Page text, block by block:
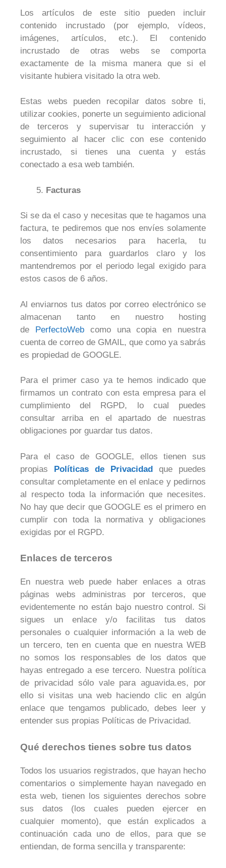
Los artículos de este sitio pueden incluir
contenido incrustado (por ejemplo, vídeos,
imágenes, artículos, etc.). El contenido
incrustado de otras webs se comporta
exactamente de la misma manera que si el
visitante hubiera visitado la otra web.
Estas webs pueden recopilar datos sobre ti,
utilizar cookies, ponerte un seguimiento adicional
de terceros y supervisar tu interacción y
seguimiento al hacer clic con ese contenido
incrustado, si tienes una cuenta y estás
conectado a esa web también.
Facturas
Si se da el caso y necesitas que te hagamos una
factura, te pediremos que nos envíes solamente
los datos necesarios para hacerla, tu
consentimiento para guardarlos claro y los
mantendremos por el periodo legal exigido para
estos casos de 6 años.
Al enviarnos tus datos por correo electrónico se
almacenan tanto en nuestro hosting
de PerfectoWebcomo una copia en nuestra
cuenta de correo de GMAIL, que como ya sabrás
es propiedad de GOOGLE.
Para el primer caso ya te hemos indicado que
firmamos un contrato con esta empresa para el
cumplimiento del RGPD, lo cual puedes
consultar arriba en el apartado de nuestras
obligaciones por guardar tus datos.
Para el caso de GOOGLE, ellos tienen sus
propias Políticas de Privacidad que puedes
consultar completamente en el enlace y pedirnos
al respecto toda la información que necesites.
No hay que decir que GOOGLE es el primero en
cumplir con toda la normativa y obligaciones
exigidas por el RGPD.
Enlaces de terceros
En nuestra web puede haber enlaces a otras
páginas webs administras por terceros, que
evidentemente no están bajo nuestro control. Si
sigues un enlace y/o facilitas tus datos
personales o cualquier información a la web de
un tercero, ten en cuenta que en nuestra WEB
no somos los responsables de los datos que
hayas entregado a ese tercero. Nuestra política
de privacidad sólo vale para aguavida.es, por
ello si visitas una web haciendo clic en algún
enlace que tengamos publicado, debes leer y
entender sus propias Políticas de Privacidad.
Qué derechos tienes sobre tus datos
Todos los usuarios registrados, que hayan hecho
comentarios o simplemente hayan navegado en
esta web, tienen los siguientes derechos sobre
sus datos (los cuales pueden ejercer en
cualquier momento), que están explicados a
continuación cada uno de ellos, para que se
entiendan, de forma sencilla y transparente: